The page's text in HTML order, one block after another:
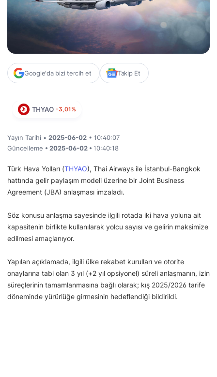
Google'da bizi tercih et Takip Et
THYAO -3,01%
Yayın Tarihi • 2025-06-02 • 10:40:07
Güncelleme • 2025-06-02 • 10:40:18
Türk Hava Yolları (THYAO), Thai Airways ile İstanbul-Bangkok
hattında gelir paylaşım modeli üzerine bir Joint Business
Agreement (JBA) anlaşması imzaladı.
Söz konusu anlaşma sayesinde ilgili rotada iki hava yoluna ait
kapasitenin birlikte kullanılarak yolcu sayısı ve gelirin maksimize
edilmesi amaçlanıyor.
Yapılan açıklamada, ilgili ülke rekabet kurulları ve otorite
onaylarına tabi olan 3 yıl (+2 yıl opsiyonel) süreli anlaşmanın, izin
süreçlerinin tamamlanmasına bağlı olarak; kış 2025/2026 tarife
döneminde yürürlüğe girmesinin hedeflendiği bildirildi.